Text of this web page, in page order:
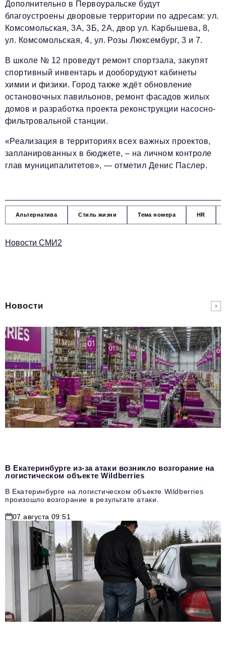
Дополнительно в Первоуральске будут
благоустроены дворовые территории по адресам: ул.
Комсомольская, 3А, 3Б, 2А, двор ул. Карбышева, 8,
ул. Комсомольская, 4, ул. Розы Люксембург, 3 и 7.
В школе № 12 проведут ремонт спортзала, закупят
спортивный инвентарь и дооборудуют кабинеты
химии и физики. Город также ждёт обновление
остановочных павильонов, ремонт фасадов жилых
домов и разработка проекта реконструкции насосно-
фильтровальной станции.
«Реализация в территориях всех важных проектов,
запланированных в бюджете, – на личном контроле
глав муниципалитетов», — отметил Денис Паслер.
Альтернатива Стиль жизни Тема номера HR
Новости СМИ2
Новости
В Екатеринбурге из-за атаки возникло возгорание на
логистическом объекте Wildberries
В Екатеринбурге на логистическом объекте Wildberries
произошло возгорание в результате атаки.
07 августа 09:51